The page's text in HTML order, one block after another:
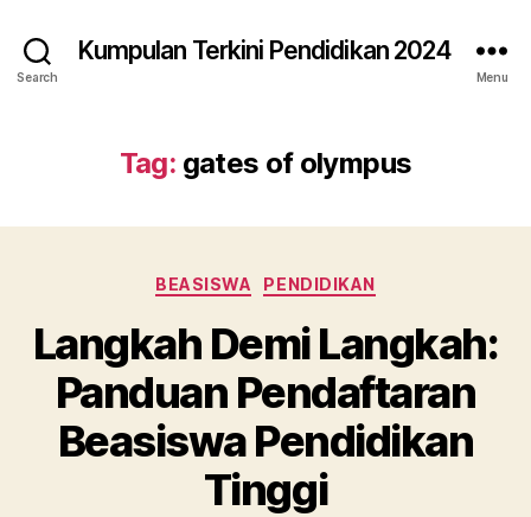
Search
Kumpulan Terkini Pendidikan 2024
Menu
Tag: gates of olympus
Categories
BEASISWA PENDIDIKAN
Langkah Demi Langkah:
Panduan Pendaftaran
Beasiswa Pendidikan
Tinggi